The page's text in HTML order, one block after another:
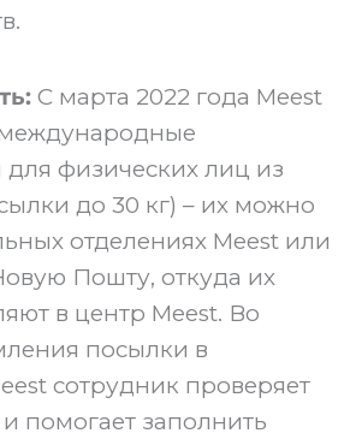
С марта 2022 года Meest
для физических лиц из
до 30 кг) – их можно
отделениях Meest или
Пошту, откуда их
в центр Meest. Во
посылки в
сотрудник проверяет
помогает заполнить